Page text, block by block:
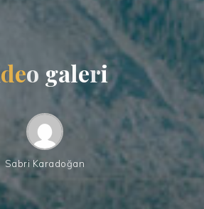
deo galeri
Sabri Karadoğan